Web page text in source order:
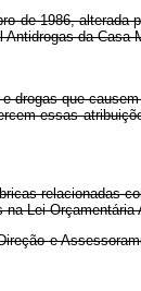
1986, alterada
da Casa
drogas que
essas
relacionadas
Lei Orçamentária
e